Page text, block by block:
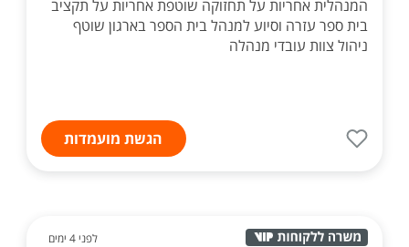
המנהלית אחריות על תחזוקה שוטפת אחריות על תקציב
בית ספר עזרה וסיוע למנהל בית הספר בארגון שוטף
ניהול צוות עובדי מנהלה
הגשת מועמדות
לפני 4 ימים